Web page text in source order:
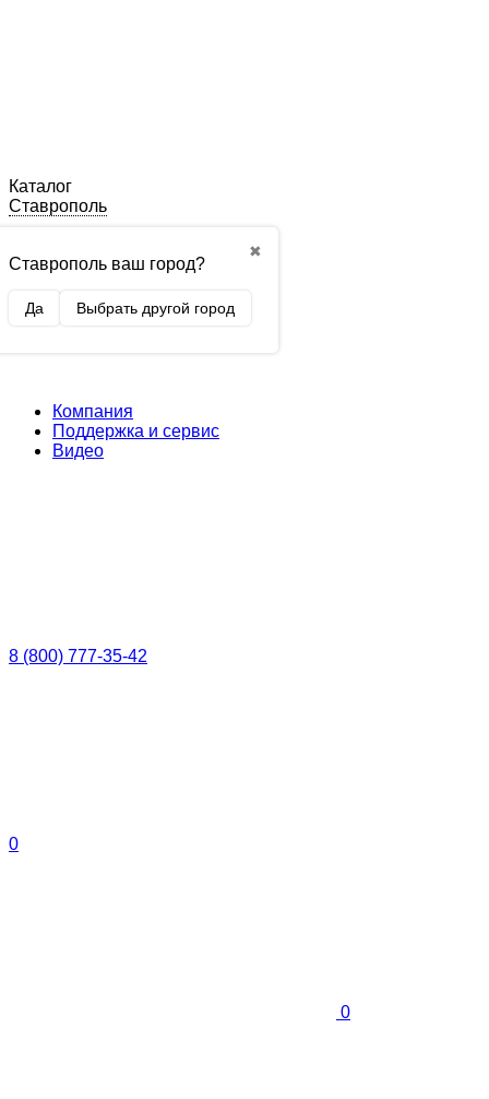
Каталог
Ставрополь
✖
Ставрополь ваш город?
Да Выбрать другой город
Компания
Поддержка и сервис
Видео
8 (800) 777-35-42
0
0